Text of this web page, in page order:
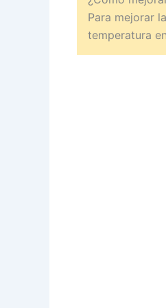
Para mejorar
temperatura